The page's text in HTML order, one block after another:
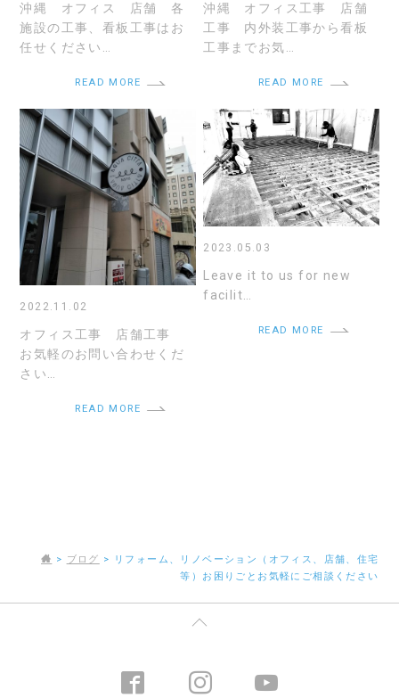
沖縄 オフィス 店舗 各
施設の工事、看板工事はお
任せください…
READ MORE
沖縄 オフィス工事 店舗
工事 内外装工事から看板
工事までお気…
READ MORE
2022.11.02
オフィス工事 店舗工事
お気軽のお問い合わせくだ
さい…
READ MORE
2023.05.03
Leave it to us for new
facilit…
READ MORE
> ブログ >
リフォーム、リノベーション（オフィス、店舗、住宅
等）お困りごとお気軽にご相談ください